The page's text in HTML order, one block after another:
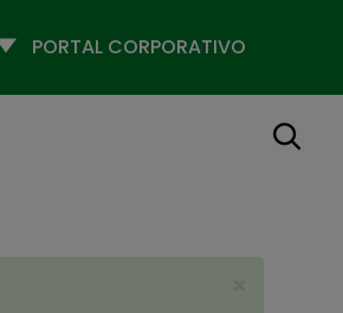
Selecciona
Buscar